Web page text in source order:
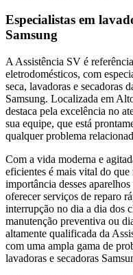
Especialistas em
Samsung
A Assistência SV é
eletrodomésticos, com
seca, lavadoras e secadoras
Samsung. Localizada em
destaca pela excelência no
sua equipe, que está
qualquer problema
Com a vida moderna e
eficientes é mais vital do
importância desses
oferecer serviços de reparo
interrupção no dia a dia dos
manutenção preventiva ou
altamente qualificada da
com uma ampla gama de
lavadoras e secadoras